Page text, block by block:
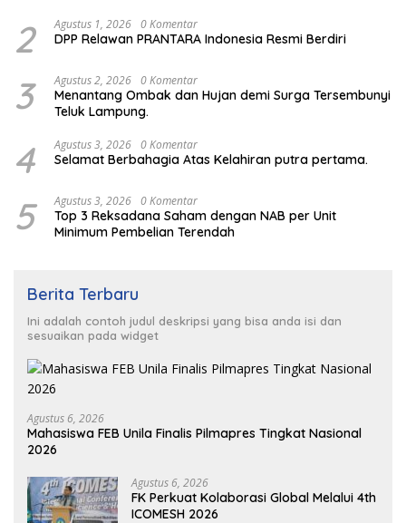
2 Agustus 1, 2026 0 Komentar
DPP Relawan PRANTARA Indonesia Resmi Berdiri
3 Agustus 2, 2026 0 Komentar
Menantang Ombak dan Hujan demi Surga Tersembunyi
Teluk Lampung.
4 Agustus 3, 2026 0 Komentar
Selamat Berbahagia Atas Kelahiran putra pertama.
5 Agustus 3, 2026 0 Komentar
Top 3 Reksadana Saham dengan NAB per Unit
Minimum Pembelian Terendah
Berita Terbaru
Ini adalah contoh judul deskripsi yang bisa anda isi dan
sesuaikan pada widget
Agustus 6, 2026
Mahasiswa FEB Unila Finalis Pilmapres Tingkat Nasional
2026
Agustus 6, 2026
FK Perkuat Kolaborasi Global Melalui 4th
ICOMESH 2026